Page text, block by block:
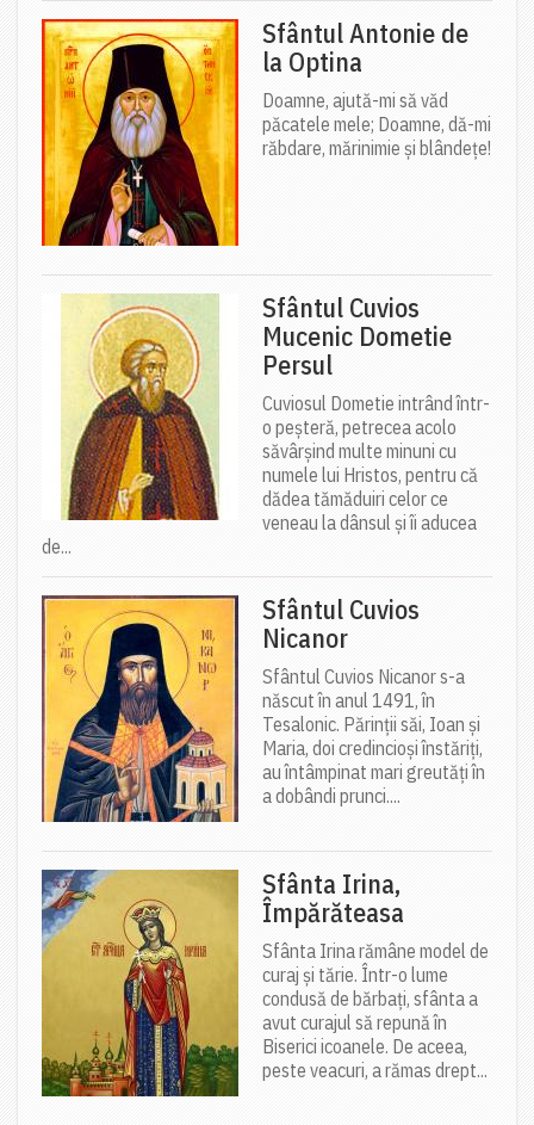
Sfântul Antonie de
la Optina
Doamne, ajută-mi să văd
păcatele mele; Doamne, dă-mi
răbdare, mărinimie şi blândeţe!
Sfântul Cuvios
Mucenic Dometie
Persul
Cuviosul Dometie intrând într-
o peșteră, petrecea acolo
săvârșind multe minuni cu
numele lui Hristos, pentru că
dădea tămăduiri celor ce
veneau la dânsul și îi aducea
de...
Sfântul Cuvios
Nicanor
Sfântul Cuvios Nicanor s-a
născut în anul 1491, în
Tesalonic. Părinții săi, Ioan și
Maria, doi credincioși înstăriți,
au întâmpinat mari greutăți în
a dobândi prunci....
Sfânta Irina,
Împărăteasa
Sfânta Irina rămâne model de
curaj și tărie. Într-o lume
condusă de bărbați, sfânta a
avut curajul să repună în
Biserici icoanele. De aceea,
peste veacuri, a rămas drept...